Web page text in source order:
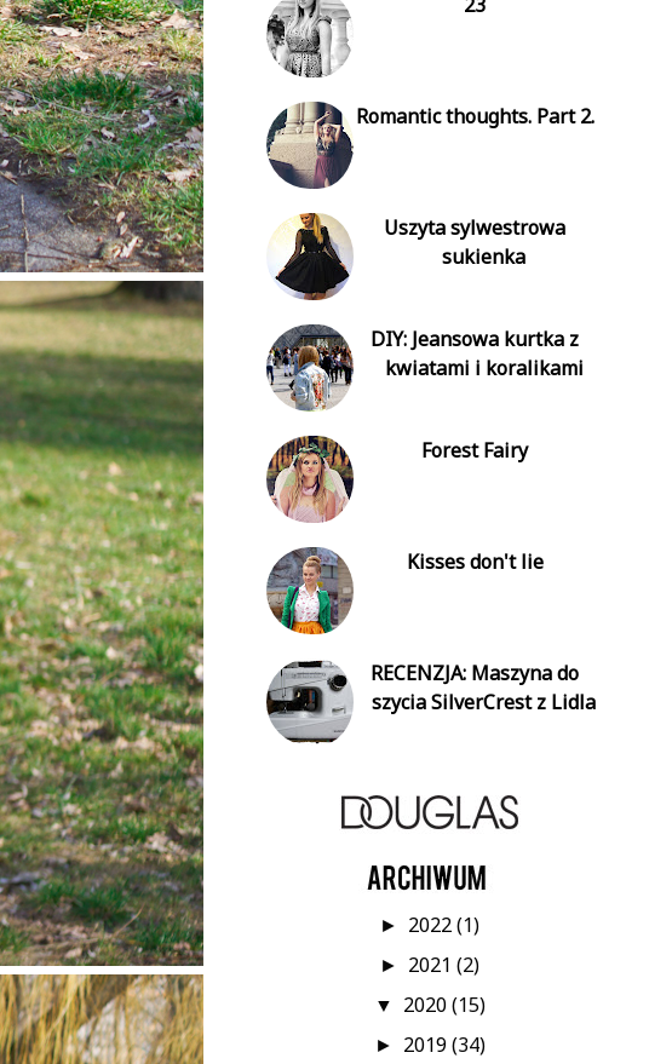
Romantic thoughts. Part 2.
Uszyta sylwestrowa
sukienka
DIY: Jeansowa kurtka z
kwiatami i koralikami
Forest Fairy
Kisses don't lie
RECENZJA: Maszyna do
szycia SilverCrest z Lidla
► 2022(1)
► 2021(2)
▼ 2020(15)
► 2019(34)